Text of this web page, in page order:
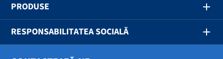
PRODUSE
RESPONSABILITATEA SOCIALĂ